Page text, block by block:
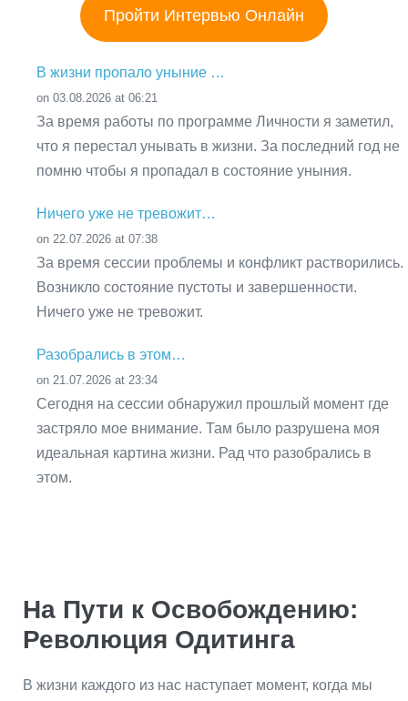
Пройти Интервью Онлайн
В жизни пропало уныние …
on 03.08.2026 at 06:21
За время работы по программе Личности я заметил,
что я перестал унывать в жизни. За последний год не
помню чтобы я пропадал в состояние уныния.
Ничего уже не тревожит…
on 22.07.2026 at 07:38
За время сессии проблемы и конфликт растворились.
Возникло состояние пустоты и завершенности.
Ничего уже не тревожит.
Разобрались в этом…
on 21.07.2026 at 23:34
Сегодня на сессии обнаружил прошлый момент где
застряло мое внимание. Там было разрушена моя
идеальная картина жизни. Рад что разобрались в
этом.
На Пути к Освобождению:
Революция Одитинга
В жизни каждого из нас наступает момент, когда мы